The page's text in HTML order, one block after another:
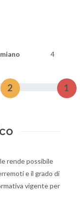
4
2 1
rende possibile
e il grado di
vigente per